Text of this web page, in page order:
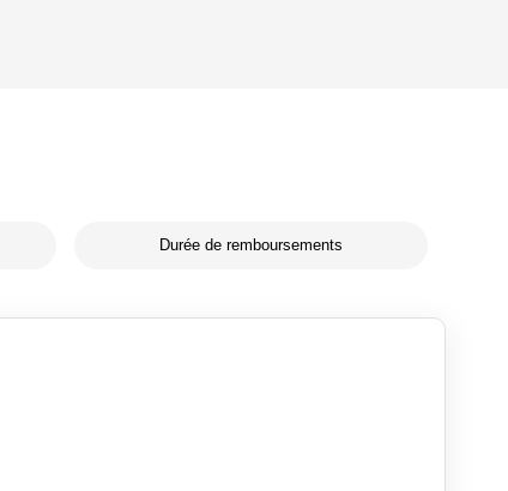
Durée de remboursements